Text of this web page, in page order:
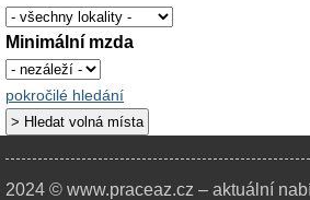
Minimální mzda
pokročilé hledání
2024 © www.praceaz.cz – aktuální